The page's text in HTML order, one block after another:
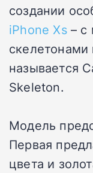
создании
iPhone Xs– с
называется
Skeleton.
Модель
Первая
цвета и